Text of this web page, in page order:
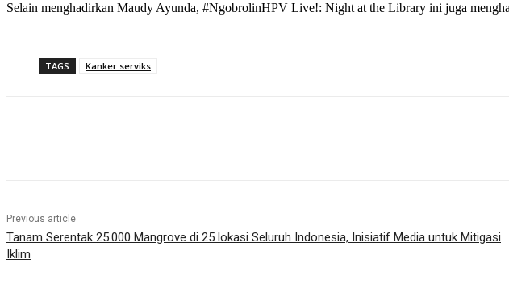
Selain menghadirkan Maudy Ayunda, #NgobrolinHPV Live!: Night at the Library ini juga
TAGS Kanker serviks
Previous article
Tanam Serentak 25.000 Mangrove di 25 lokasi Seluruh Indonesia, Inisiatif Media untuk Mitigasi
Iklim